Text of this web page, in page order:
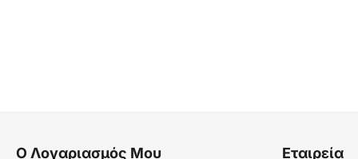
Ο Λογαριασμός Μου Εταιρεία